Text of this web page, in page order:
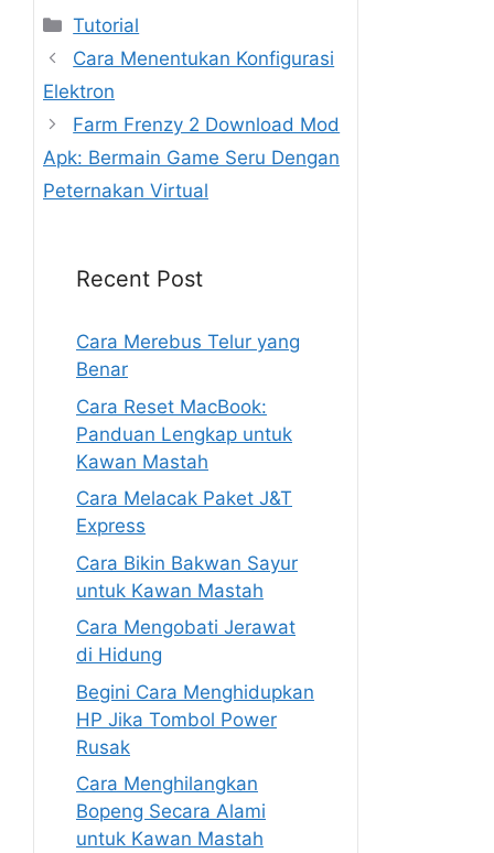
Kategori
Tutorial
Cara Menentukan Konfigurasi
Elektron
Farm Frenzy 2 Download Mod
Apk: Bermain Game Seru Dengan
Peternakan Virtual
Recent Post
Cara Merebus Telur yang
Benar
Cara Reset MacBook:
Panduan Lengkap untuk
Kawan Mastah
Cara Melacak Paket J&T
Express
Cara Bikin Bakwan Sayur
untuk Kawan Mastah
Cara Mengobati Jerawat
di Hidung
Begini Cara Menghidupkan
HP Jika Tombol Power
Rusak
Cara Menghilangkan
Bopeng Secara Alami
untuk Kawan Mastah